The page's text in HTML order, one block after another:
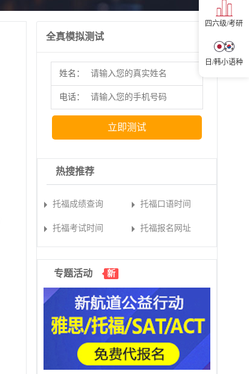
全真模拟测试
姓名：
电话：
立即测试
热搜推荐
托福成绩查询 托福口语时间
托福考试时间 托福报名网址
专题活动 新
四六级/考研
日/韩小语种